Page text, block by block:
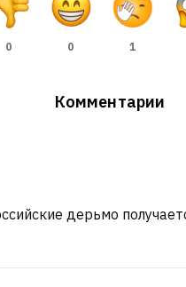
0 0 1
Комментарии
дерьмо